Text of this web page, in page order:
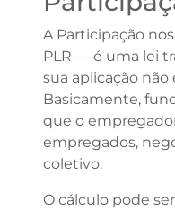
A Participação
PLR — é uma lei
sua aplicação não
Basicamente,
que o
empregados,
coletivo.
O cálculo pode